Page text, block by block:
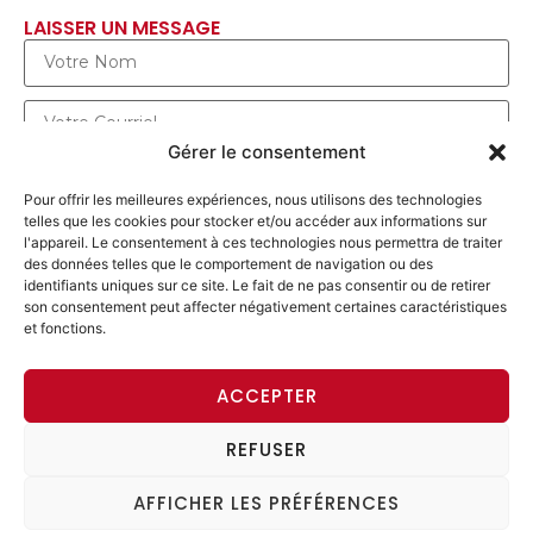
Gérer le consentement
Pour offrir les meilleures expériences, nous utilisons des technologies
telles que les cookies pour stocker et/ou accéder aux informations sur
l'appareil. Le consentement à ces technologies nous permettra de traiter
des données telles que le comportement de navigation ou des
identifiants uniques sur ce site. Le fait de ne pas consentir ou de retirer
son consentement peut affecter négativement certaines caractéristiques
et fonctions.
ACCEPTER
REFUSER
AFFICHER LES PRÉFÉRENCES
LAISSER UN MESSAGE